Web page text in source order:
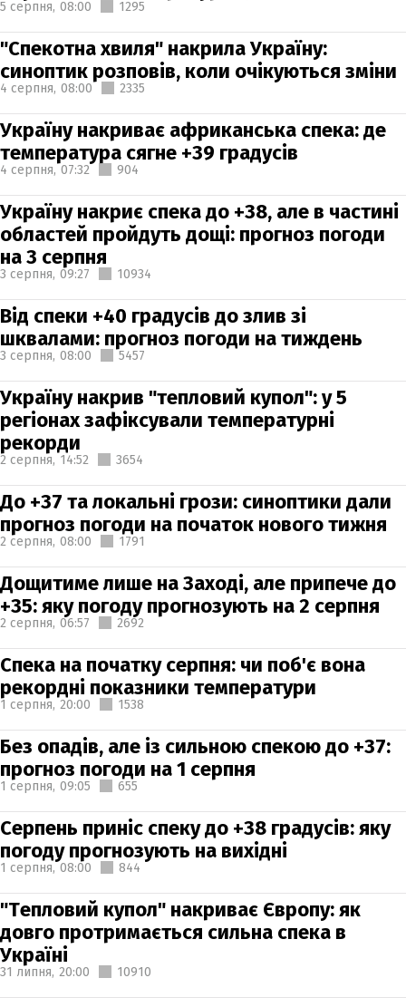
5 серпня, 08:00 1295
"Спекотна хвиля" накрила Україну:
синоптик розповів, коли очікуються зміни
4 серпня, 08:00 2335
Україну накриває африканська спека: де
температура сягне +39 градусів
4 серпня, 07:32 904
Україну накриє спека до +38, але в частині
областей пройдуть дощі: прогноз погоди
на 3 серпня
3 серпня, 09:27 10934
Від спеки +40 градусів до злив зі
шквалами: прогноз погоди на тиждень
3 серпня, 08:00 5457
Україну накрив "тепловий купол": у 5
регіонах зафіксували температурні
рекорди
2 серпня, 14:52 3654
До +37 та локальні грози: синоптики дали
прогноз погоди на початок нового тижня
2 серпня, 08:00 1791
Дощитиме лише на Заході, але припече до
+35: яку погоду прогнозують на 2 серпня
2 серпня, 06:57 2692
Спека на початку серпня: чи поб'є вона
рекордні показники температури
1 серпня, 20:00 1538
Без опадів, але із сильною спекою до +37:
прогноз погоди на 1 серпня
1 серпня, 09:05 655
Серпень приніс спеку до +38 градусів: яку
погоду прогнозують на вихідні
1 серпня, 08:00 844
"Тепловий купол" накриває Європу: як
довго протримається сильна спека в
Україні
31 липня, 20:00 10910